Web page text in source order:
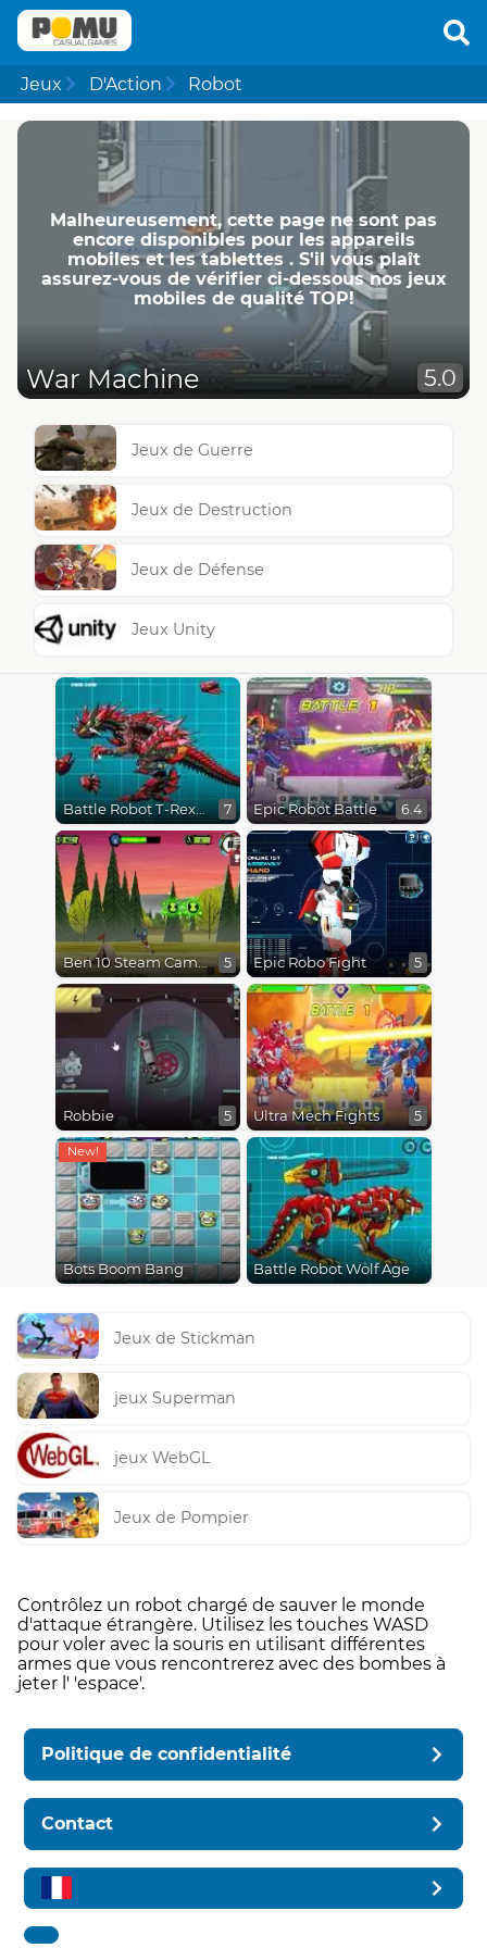
Jeux D'Action Robot
Malheureusement, cette page ne ​​sont pas
encore disponibles pour les appareils
mobiles et les tablettes . S'il vous plaît
assurez-vous de vérifier ci-dessous nos jeux
mobiles de qualité TOP!
War Machine 5.0
Jeux de Guerre
Jeux de Destruction
Jeux de Défense
Jeux Unity
Battle Robot T-Rex Age 7 Epic Robot Battle 6.4
Ben 10 Steam Camp 5 Epic Robo Fight 5
Robbie 5 Ultra Mech Fights 5
Bots Boom Bang Battle Robot Wolf Age
Jeux de Stickman
jeux Superman
jeux WebGL
Jeux de Pompier
Contrôlez un robot chargé de sauver le monde
d'attaque étrangère. Utilisez les touches WASD
pour voler avec la souris en utilisant différentes
armes que vous rencontrerez avec des bombes à
jeter l' 'espace'.
Politique de confidentialité
Contact